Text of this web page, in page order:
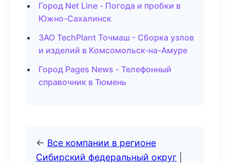
Город Net Line - Погода и пробки в
Южно-Сахалинск
ЗАО TechPlant Точмаш - Сборка узлов
и изделий в Комсомольск-на-Амуре
Город Pages News - Телефонный
справочник в Тюмень
← Все компании в регионе
Сибирский федеральный округ